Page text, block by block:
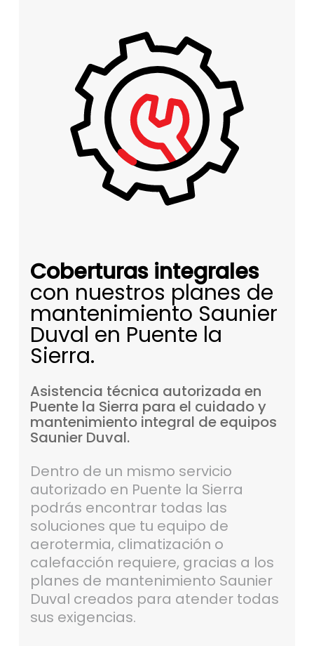
Coberturas integrales
con nuestros planes de
mantenimiento Saunier
Duval en Puente la
Sierra.
Asistencia técnica autorizada en
Puente la Sierra para el cuidadoy
mantenimiento integral deequipos
Saunier Duval.
Dentro de un mismo servicio
autorizado en Puente la Sierra
podrás encontrar todas las
soluciones que tu equipo de
aerotermia, climatización o
calefacción requiere, gracias a los
planes de mantenimiento Saunier
Duval creados para atender todas
sus exigencias.